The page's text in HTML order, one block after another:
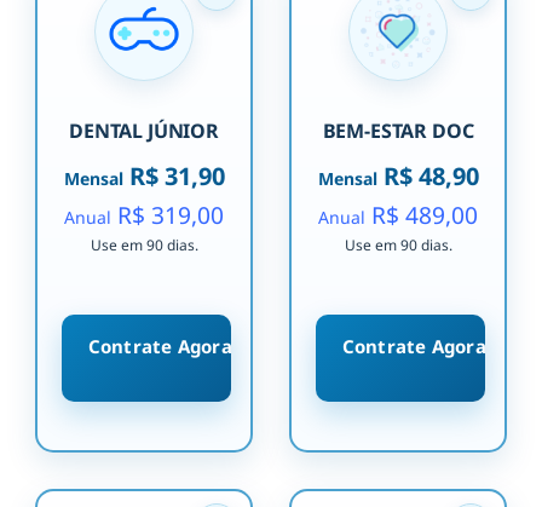
DENTAL JÚNIOR
MensalR$ 31,90
Anual R$ 319,00
Use em 90 dias.
Contrate Agora
BEM-ESTAR DOC
MensalR$ 48,90
Anual R$ 489,00
Use em 90 dias.
Contrate Agora